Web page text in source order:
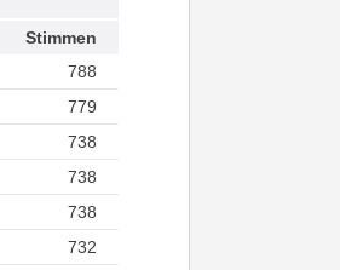
Stimmen
788
779
738
738
738
732